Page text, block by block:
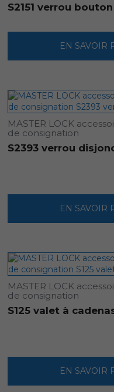
S2151 verrou
EN SAVOIR
MASTER LOCK
de consignation
S2393 verrou
EN SAVOIR
MASTER LOCK
de consignation
S125 valet à
EN SAVOIR